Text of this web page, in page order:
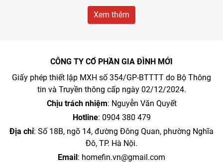
coi đây là “cỗ máy sinh lời”.
Xem thêm
CÔNG TY CỔ PHẦN GIA ĐÌNH MỚI
Giấy phép thiết lập MXH số 354/GP-BTTTT do Bộ Thông
tin và Truyền thông cấp ngày 02/12/2024.
Chịu trách nhiệm: Nguyễn Văn Quyết
Hotline: 0904 380 479
Địa chỉ: Số 18B, ngõ 14, đường Đông Quan, phường Nghĩa
Đô, TP. Hà Nội.
Email : homefin.vn@gmail.com